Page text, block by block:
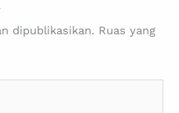
dipublikasikan. Ruas yang